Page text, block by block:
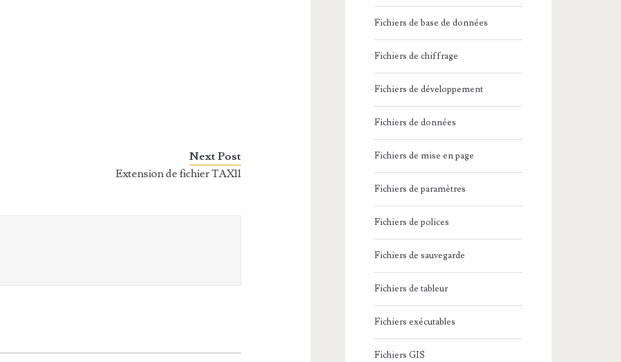
Next Post
Extension de fichier TAX11
Fichiers de base de données
Fichiers de chiffrage
Fichiers de développement
Fichiers de données
Fichiers de mise en page
Fichiers de paramètres
Fichiers de polices
Fichiers de sauvegarde
Fichiers de tableur
Fichiers exécutables
Fichiers GIS